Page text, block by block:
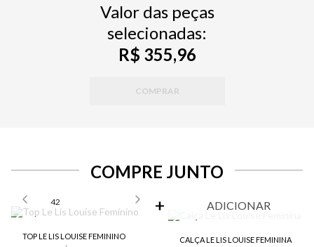
Valor das peças
selecionadas:
R$ 355,96
COMPRAR
COMPRE JUNTO
42
TOP LE LIS LOUISE FEMININO
ADICIONAR
CALÇA LE LIS LOUISE FEMININA